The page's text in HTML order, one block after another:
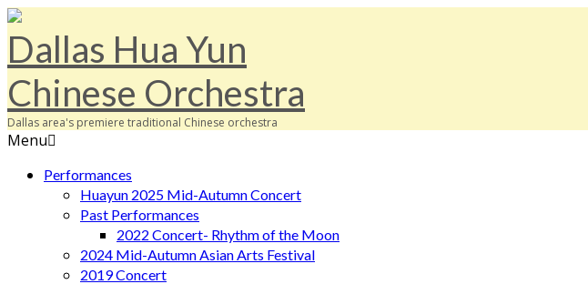
Dallas Hua Yun
Chinese Orchestra
Dallas area's premiere traditional Chinese orchestra
Menu
Performances
Huayun 2025 Mid-Autumn Concert
Past Performances
2022 Concert- Rhythm of the Moon
2024 Mid-Autumn Asian Arts Festival
2019 Concert